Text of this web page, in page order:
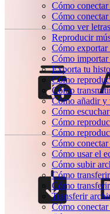
Cómo
Cómo
Cómo ver
Reproducir
Cómo
Cómo
Exporta tu
Cómo
Cómo
Cómo añadir y
Cómo
Cómo
Cómo
Cómo
Cómo usar el
Cómo subir
Cómo
Cómo
Transferir
Cómo